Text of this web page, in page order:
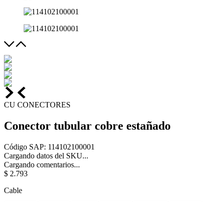
CU CONECTORES
Conector tubular cobre estañado
Código SAP: 114102100001
Cargando datos del SKU...
Cargando comentarios...
$ 2.793
Cable